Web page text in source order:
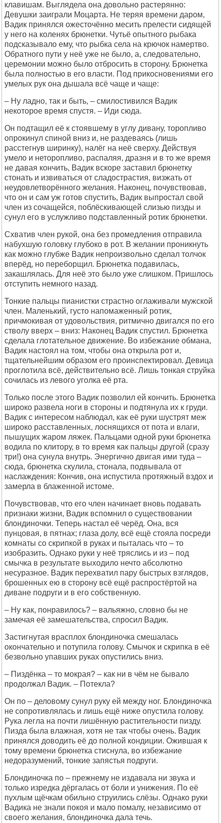
клавишам. Выглядела она довольно растерянно:
Девушки заиграли Моцарта. Не теряя времени даром,
Вадик принялся ожесточённо месить прелести сидящей
у него на коленях брюнетки. Чутьё опытного рыбака
подсказывало ему, что рыбка села на крючок намертво.
Обратного пути у неё уже не было, а, следовательно,
церемонии можно было отбросить в сторону. Брюнетка
была полностью в его власти. Под прикосновениями его
умелых рук она дышала всё чаще и чаще:
– Ну ладно, так и быть, – смилостивился Вадик
некоторое время спустя. – Иди сюда.
Он подтащил её к стоявшему в углу дивану, торопливо
опрокинул спиной вниз и, не раздеваясь (лишь
расстегнув ширинку), налёг на неё сверху. Действуя
умело и неторопливо, распаляя, дразня и в то же время
не давая кончить, Вадик вскоре заставил брюнетку
стонать и извиваться от сладострастия, визжать от
неудовлетворённого желания. Наконец, почувствовав,
что он и сам уж готов спустить, Вадик выпростал свой
член из сочащейся, поблёскивающей слизью пизды и
сунул его в услужливо подставленный ротик брюнетки.
Схватив член рукой, она без промедления отправила
набухшую головку глубоко в рот. В желании проникнуть
как можно глубже Вадик непроизвольно сделал толчок
вперёд, но переборщил. Брюнетка подавилась,
закашлялась. Для неё это было уже слишком. Пришлось
отступить немного назад.
Тонкие пальцы пианистки страстно оглаживали мужской
член. Маленький, густо напомаженный ротик,
причмокивая от удовольствия, ритмично двигался по его
стволу вверх – вниз: Наконец Вадик спустил. Брюнетка
сделала глотательное движение. Во избежание обмана,
Вадик настоял на том, чтобы она открыла рот и,
тщательнейшим образом его проинспектировал. Девица
проглотила всё, действительно всё. Лишь тонкая струйка
сочилась из левого уголка её рта.
Только после этого Вадик позволил ей кончить. Брюнетка
широко развела ноги в стороны и подтянула их к груди.
Вадик с интересом наблюдал, как её руки шустрят меж
широко расставленных, лоснящихся от пота и влаги,
пышущих жаром ляжек. Пальцами одной руки брюнетка
водила по клитору, в то время как пальцы другой (сразу
три!) она сунула внутрь. Энергично двигая ими туда –
сюда, брюнетка скулила, стонала, подвывала от
наслаждения: Кончив, она испустила протяжный вздох и
замерла в блаженной истоме.
Почувствовав, что его член начинает вновь подавать
признаки жизни, Вадик вспомнил о существовании
блондиночки. Теперь настал её черёд. Она, вся
пунцовая, в пятнах; глаза долу, всё ещё стояла посреди
комнаты со скрипкой в руках и пыталась что – то
изобразить. Однако руки у неё тряслись и из – под
смычка в результате выходило нечто абсолютно
несуразное. Вадик перехватил пару быстрых взглядов,
брошенных ею в сторону всё ещё распростёртой на
диване подруги и в его собственную.
– Ну как, понравилось? – вальяжно, словно бы не
замечая её замешательства, спросил Вадик.
Застигнутая врасплох блондиночка смешалась
окончательно и потупила голову. Смычок и скрипка в её
безвольно упавших руках опустились вниз.
– Пиздёнка – то мокрая? – как ни в чём не бывало
продолжал Вадик. – Потекла?
Он по – деловому сунул руку ей между ног. Блондиночка
не сопротивлялась и лишь ещё ниже опустила голову.
Рука легла на почти лишённую растительности пизду.
Пизда была влажная, хотя не так чтобы очень. Вадик
принялся доводить её до полной кондиции. Ожившая к
тому времени брюнетка стиснула, во избежание
недоразумений, тонкие запястья подруги.
Блондиночка по – прежнему не издавала ни звука и
только изредка дёргалась от боли и унижения. По её
пухлым щёчкам обильно струились слёзы. Однако руки
Вадика не знали покоя и мало помалу, независимо от
своего желания, блондиночка дала течь.